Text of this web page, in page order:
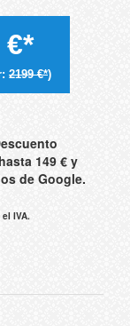
€*
2199 €*)
149 € y
de Google.
IVA.